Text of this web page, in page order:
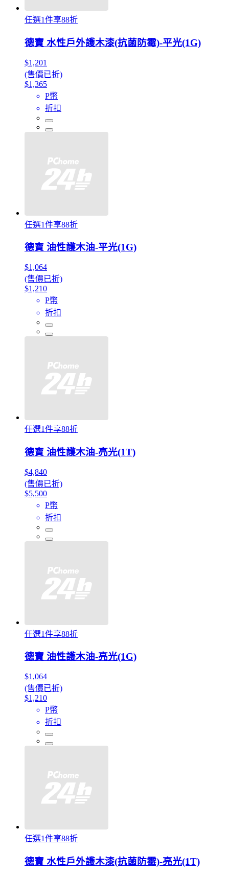
任選1件享88折
德寶 水性戶外護木漆(抗菌防霉)-平光(1G)
$1,201
(售價已折)
$1,365
P幣
折扣
任選1件享88折
德寶 油性護木油-平光(1G)
$1,064
(售價已折)
$1,210
P幣
折扣
任選1件享88折
德寶 油性護木油-亮光(1T)
$4,840
(售價已折)
$5,500
P幣
折扣
任選1件享88折
德寶 油性護木油-亮光(1G)
$1,064
(售價已折)
$1,210
P幣
折扣
任選1件享88折
德寶 水性戶外護木漆(抗菌防霉)-亮光(1T)